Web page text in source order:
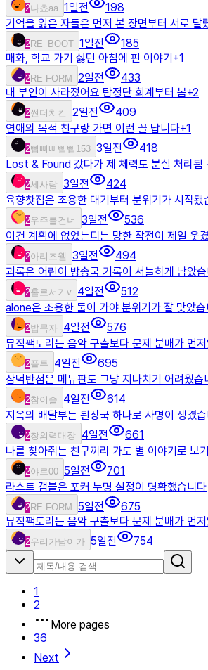
2나쵸aa 1일전
198
기억을 잃은 자들은 먼저 본 장면부터 서로 달
2RE_BOOT 1일전
185
매화, 학교 가기 싫던 아침에 핀 이야기 +1
2RE-FORM 2일전
433
내 부인이 사라졌어요 탐정단 회계부터 봄+2
2썬더치킨 2일전
409
연애의 목적 친구랑 가면 이런 꼴 납니다+1
2삡삐삐삡삡153 3일전
418
Lost & Found 갔다가 제 체력도 분실 처리됨
2세사람 3일전
424
육향찻집은 조용한 대기부터 분위기가 시작됐
2우주를건너 3일전
536
이건 계획에 없었는디는 망한 작전이 제일 웃
2아리즈웰 3일전
494
괴록은 어린이 방송국 기록이 서늘하게 남았
2홀로서기v 4일전
512
alone은 조용한 둘이 가야 분위기가 잘 맞았
2밥묵자 4일전
576
뮤직팩토리는 음악 구출보다 문제 분배가 먼
2플투 4일전
695
삼덕반점은 메뉴판도 그냥 지나치기 어려웠습
2참이슬 4일전
614
지옥의 배달부는 된장국 하나로 사명이 생겼
2창의력대장 4일전
661
나를 찾아줘는 친구끼리 가도 별 이야기로 보
2야르00 5일전
701
라스트 갬블은 포커 누명 설정이 명확했습니다
2RE-FORM 5일전
675
뮤직팩토리는 음악 구출보다 문제 분배가 먼
2우리가남이가 5일전 754
1
2
More pages
36
Next